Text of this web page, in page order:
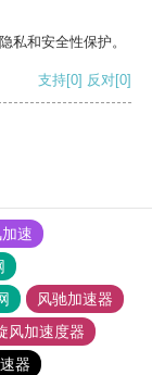
私和安全性保护。
支持[0] 反对[0]
速
风驰加速器
风加速度器
器